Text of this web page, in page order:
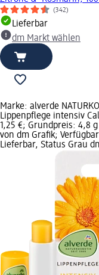
(342)
Lieferbar
dm Markt wählen
Marke: alverde
Lippenpflege intensiv
1,25 €; Grundpreis: 4,8
von dm Grafik;
Lieferbar, Status Grau